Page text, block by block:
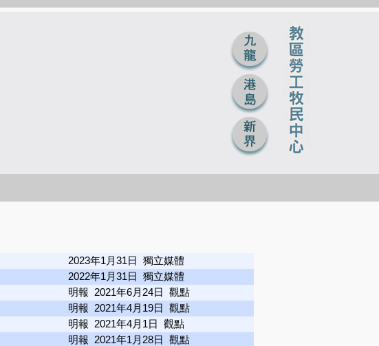
2023年1月31日 獨立媒體
2022年1月31日 獨立媒體
明報 2021年6月24日 觀點
明報 2021年4月19日 觀點
明報 2021年4月1日 觀點
明報 2021年1月28日 觀點